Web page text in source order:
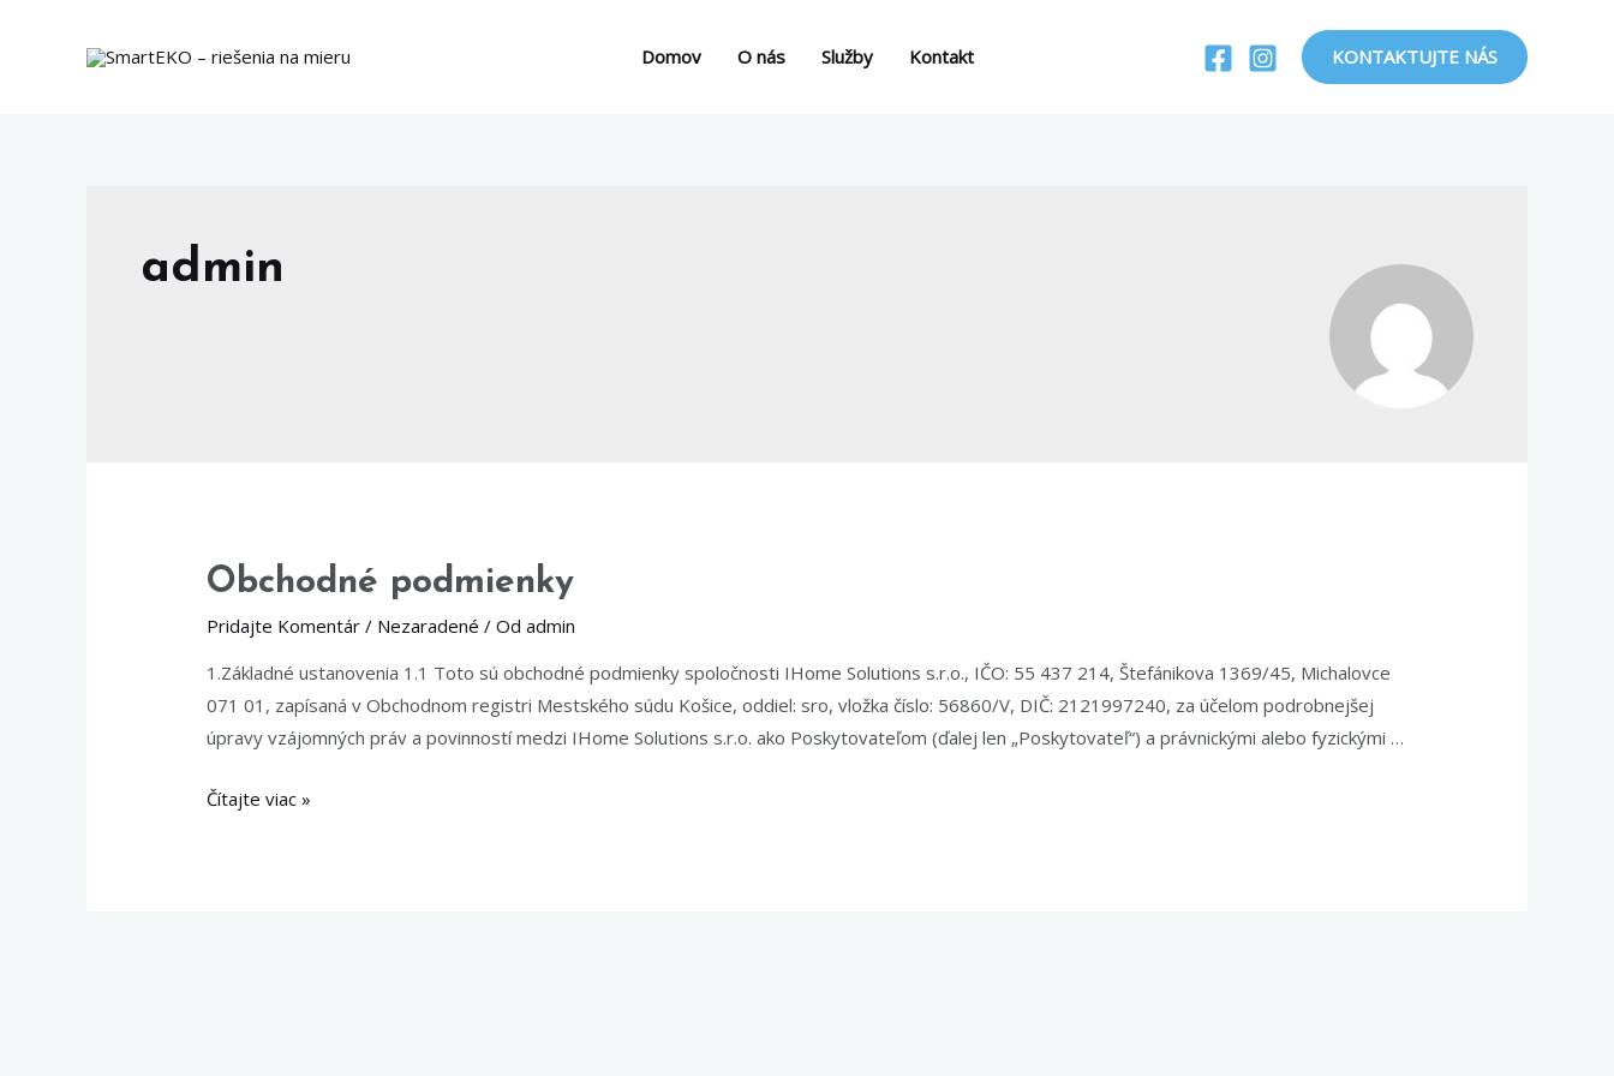
Domov O nás Služby Kontakt KONTAKTUJTE NÁS
admin
Obchodné podmienky
Pridajte Komentár / Nezaradené / Od admin
1.Základné ustanovenia 1.1 Toto sú obchodné podmienky spoločnosti IHome Solutions s.r.o., IČO: 55 437 214, Štefánikova 1369/45, Michalovce
071 01, zapísaná v Obchodnom registri Mestského súdu Košice, oddiel: sro, vložka číslo: 56860/V, DIČ: 2121997240, za účelom podrobnejšej
úpravy vzájomných práv a povinností medzi IHome Solutions s.r.o. ako Poskytovateľom (ďalej len „Poskytovateľ“) a právnickými alebo fyzickými …
Obchodné
Čítajte viac »